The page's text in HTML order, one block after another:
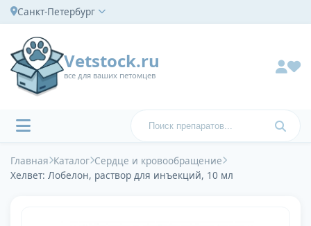
Санкт-Петербург
Vetstock.ru
все для ваших петомцев
Главная Каталог Сердце и кровообращение
Хелвет: Лобелон, раствор для инъекций, 10 мл